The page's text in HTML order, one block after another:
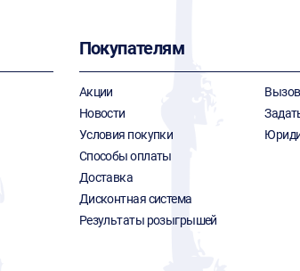
Покупателям
Акции
Новости
Условия покупки
Способы оплаты
Доставка
Дисконтная система
Результаты розыгрышей